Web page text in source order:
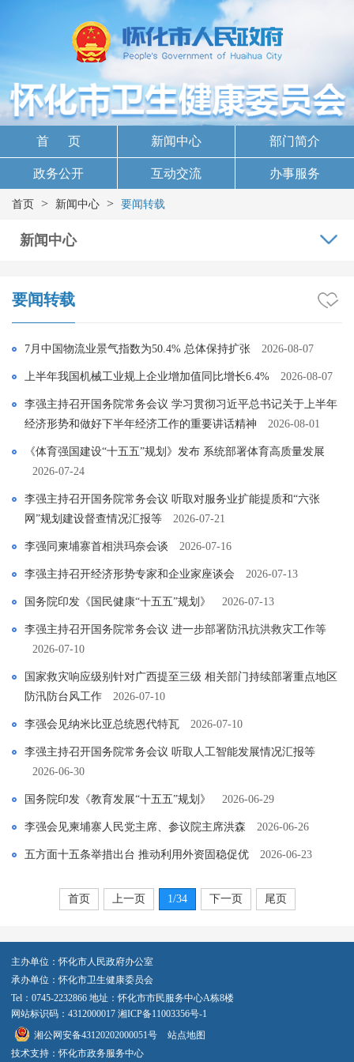
首 页 新闻中心 部门简介
政务公开 互动交流 办事服务
首页 > 新闻中心 > 要闻转载
新闻中心
要闻转载
7月中国物流业景气指数为50.4% 总体保持扩张 2026-08-07
上半年我国机械工业规上企业增加值同比增长6.4% 2026-08-07
李强主持召开国务院常务会议 学习贯彻习近平总书记关于上半年
经济形势和做好下半年经济工作的重要讲话精神
2026-08-01
《体育强国建设“十五五”规划》发布 系统部署体育高质量发展
2026-07-24
李强主持召开国务院常务会议 听取对服务业扩能提质和“六张
网”规划建设督查情况汇报等
2026-07-21
李强同柬埔寨首相洪玛奈会谈 2026-07-16
李强主持召开经济形势专家和企业家座谈会 2026-07-13
国务院印发《国民健康“十五五”规划》 2026-07-13
李强主持召开国务院常务会议 进一步部署防汛抗洪救灾工作等
2026-07-10
国家救灾响应级别针对广西提至三级 相关部门持续部署重点地区
防汛防台风工作
2026-07-10
李强会见纳米比亚总统恩代特瓦 2026-07-10
李强主持召开国务院常务会议 听取人工智能发展情况汇报等
2026-06-30
国务院印发《教育发展“十五五”规划》 2026-06-29
李强会见柬埔寨人民党主席、参议院主席洪森 2026-06-26
五方面十五条举措出台 推动利用外资固稳促优 2026-06-23
首页 上一页 1/34 下一页 尾页
主办单位：怀化市人民政府办公室
承办单位：怀化市卫生健康委员会
Tel：0745-2232866 地址：怀化市市民服务中心A栋8楼
网站标识码：4312000017 湘ICP备11003356号-1
湘公网安备43120202000051号
站点地图
技术支持：怀化市政务服务中心